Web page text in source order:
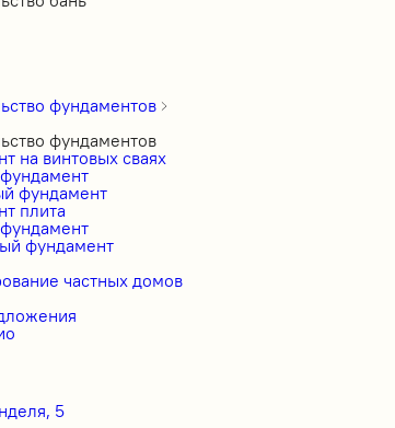
фундаментов
фундаментов
на винтовых сваях
фундамент
плита
фундамент
частных домов
5